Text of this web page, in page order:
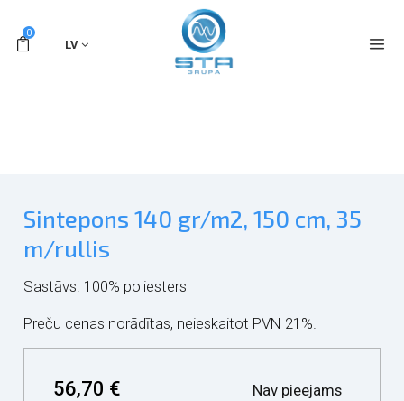
0
LV
Sintepons 140 gr/m2, 150 cm, 35
m/rullis
Sastāvs: 100% poliesters
Preču cenas norādītas, neieskaitot PVN 21%.
56,70 € Nav pieejams